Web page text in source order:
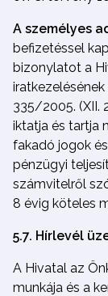
A személyes
befizetéssel
bizonylatot a
335/2005. (XII.
iktatja és tartja
fakadó jogok
pénzügyi
számvitelről
8 évig köteles
5.7. Hírlevél
A Hivatal az
munkája és a